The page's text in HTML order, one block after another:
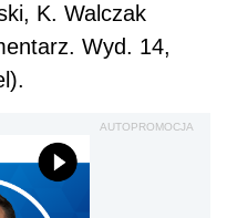
K. Walczak
Wyd. 14,
AUTOPROMOCJA